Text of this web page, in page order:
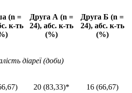
(n =
к-ть
Друга А (n =
24), абс. к-ть
(%)
Друга Б (n =
24), абс. к-ть
(%)
діареї (доби)
20 (83,33)* 16 (66,67)